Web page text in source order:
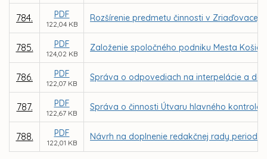
784. PDF
122,04 KB
Rozšírenie predmetu činnosti v Zriaďovacej
785. PDF
124,02 KB
Založenie spoločného podniku Mesta
786. PDF
122,07 KB
Správa o odpovediach na interpelácie a
787. PDF
122,67 KB
Správa o činnosti Útvaru hlavného
788. PDF
122,01 KB
Návrh na doplnenie redakčnej rady